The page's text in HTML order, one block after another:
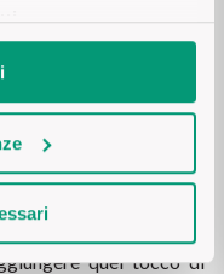
.
DOCG - Metodo
sono sempre una
Sono vini che si
tipi di piatti.
quel tocco di